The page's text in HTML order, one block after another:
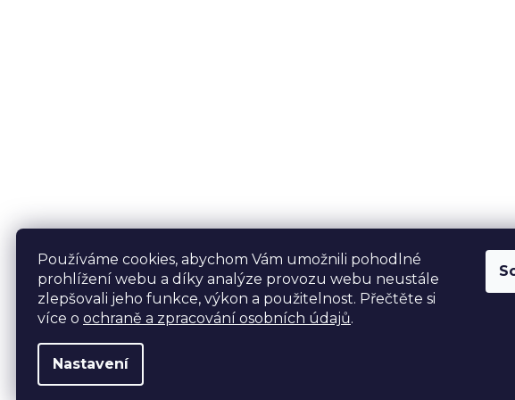
Používáme cookies, abychom Vám umožnili pohodlné
prohlížení webu a díky analýze provozu webu neustále
zlepšovali jeho funkce, výkon a použitelnost. Přečtěte si
více o ochraně a zpracování osobních údajů.
Nastavení